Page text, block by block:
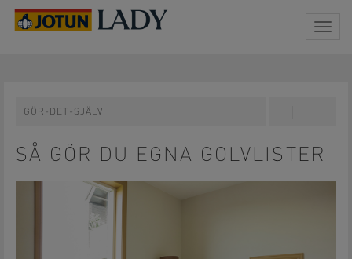
GÖR-DET-SJÄLV
Facebook
Pinterest
SÅ GÖR DU EGNA GOLVLISTER